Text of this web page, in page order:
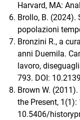
Harvard, MA:
Brollo, B. (2024).
popolazioni
Bronzini R., a
anni Duemila.
lavoro,
793. DOI:
Brown W.
the Present, 1(1):
10.5406/